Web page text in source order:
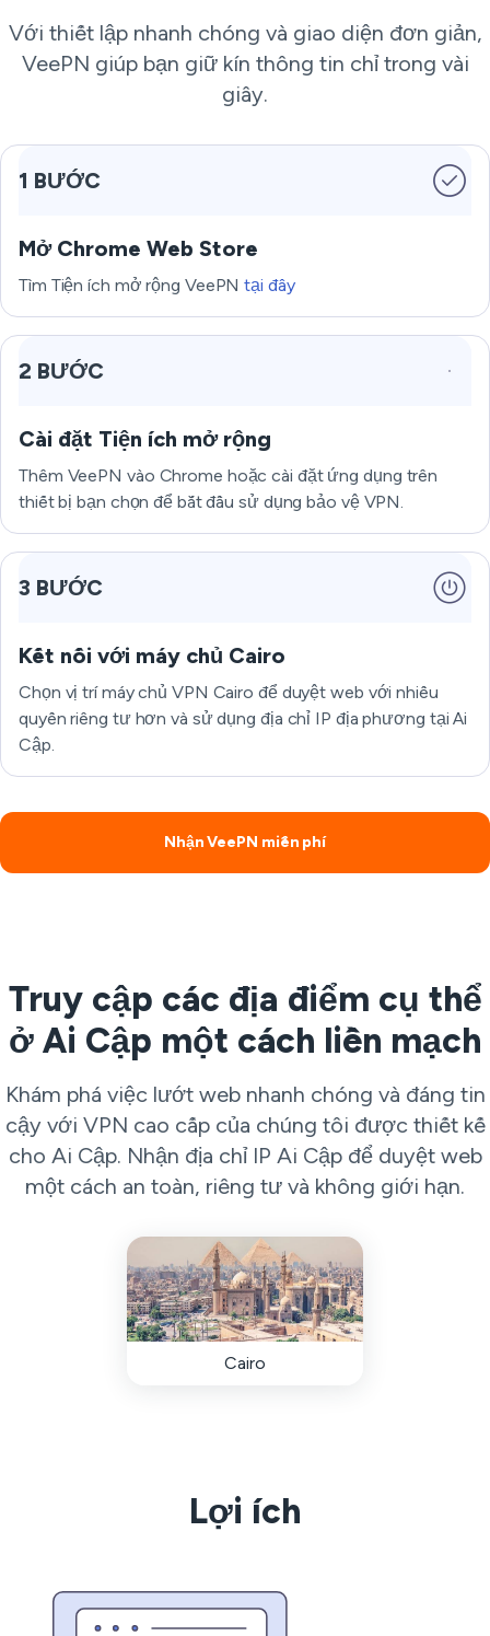
Với thiết lập nhanh chóng và giao diện đơn giản,
VeePN giúp bạn giữ kín thông tin chỉ trong vài
giây.
1 BƯỚC
Mở Chrome Web Store
Tìm Tiện ích mở rộng VeePNtại đây
2 BƯỚC
Cài đặt Tiện ích mở rộng
Thêm VeePN vào Chrome hoặc cài đặt ứng dụng trên
thiết bị bạn chọn để bắt đầu sử dụng bảo vệ VPN.
3 BƯỚC
Kết nối với máy chủ Cairo
Chọn vị trí máy chủ VPN Cairo để duyệt web với nhiều
quyền riêng tư hơn và sử dụng địa chỉ IP địa phương tại Ai
Cập.
Nhận VeePN miễn phí
Truy cập các địa điểm cụ thể
ở Ai Cập một cách liền mạch
Khám phá việc lướt web nhanh chóng và đáng tin
cậy với VPN cao cấp của chúng tôi được thiết kế
cho Ai Cập. Nhận địa chỉ IP Ai Cập để duyệt web
một cách an toàn, riêng tư và không giới hạn.
Cairo
Lợi ích